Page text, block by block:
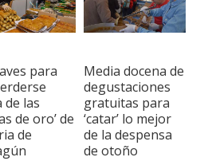
para
de las
de oro’ de
de
Media docena de
degustaciones
gratuitas para
‘catar’ lo mejor
de la despensa
de otoño